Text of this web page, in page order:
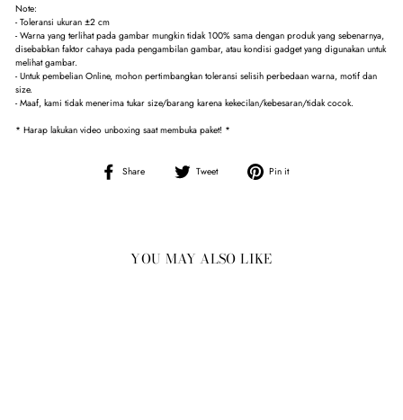
Note:
- Toleransi ukuran ±2 cm
- Warna yang terlihat pada gambar mungkin tidak 100% sama dengan produk yang sebenarnya,
disebabkan faktor cahaya pada pengambilan gambar, atau kondisi gadget yang digunakan untuk
melihat gambar.
- Untuk pembelian Online, mohon pertimbangkan toleransi selisih perbedaan warna, motif dan
size.
- Maaf, kami tidak menerima tukar size/barang karena kekecilan/kebesaran/tidak cocok.
* Harap lakukan video unboxing saat membuka paket! *
Share
Share
Tweet
Tweet
Pin it
YOU MAY ALSO LIKE